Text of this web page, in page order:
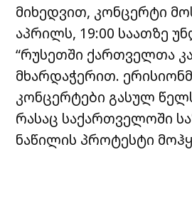
მიხედვით, კონცერტი
აპრილს, 19:00 საათზე
“რუსეთში ქართველთა
მხარდაჭერით.
კონცერტები გასულ
რასაც საქართველოში
ნაწილის პროტესტი